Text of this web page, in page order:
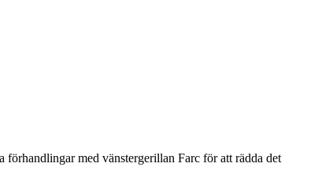
med vänstergerillan Farc för att rädda det